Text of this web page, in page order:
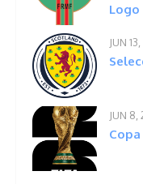
Logo
JUN
JUN 8,